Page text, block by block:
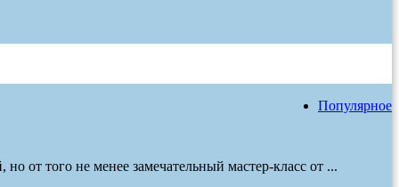
Популярное
от того не менее замечательный мастер-класс от ...